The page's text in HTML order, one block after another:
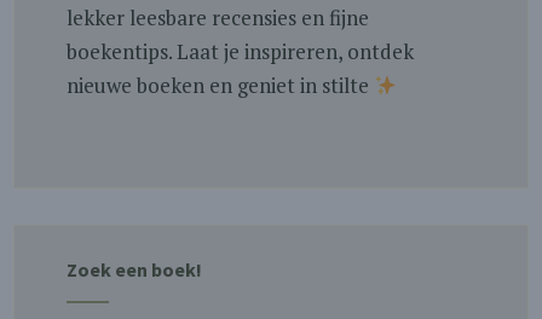
lekker leesbare recensies en fijne
boekentips. Laat je inspireren, ontdek
nieuwe boeken en geniet in stilte
Zoek een boek!